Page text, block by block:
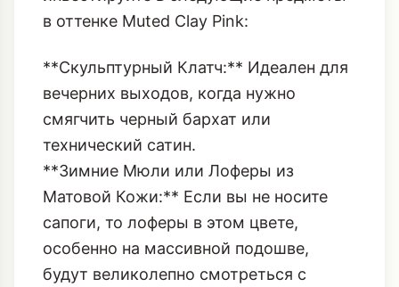
в оттенке Muted Clay Pink:
**Скульптурный Клатч:** Идеален для
вечерних выходов, когда нужно
смягчить черный бархат или
технический сатин.
**Зимние Мюли или Лоферы из
Матовой Кожи:** Если вы не носите
сапоги, то лоферы в этом цвете,
особенно на массивной подошве,
будут великолепно смотреться с